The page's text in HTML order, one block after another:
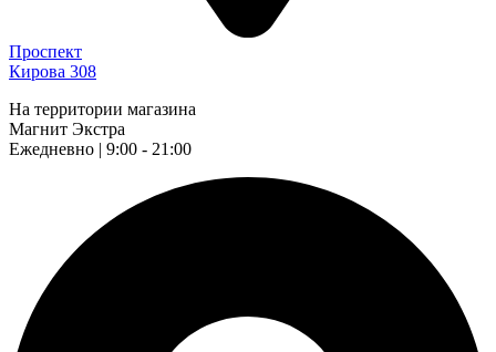
Проспект
Кирова 308
На территории магазина
Магнит Экстра
Ежедневно | 9:00 - 21:00